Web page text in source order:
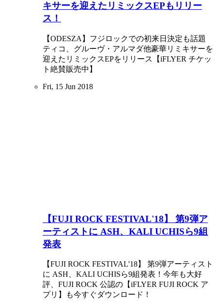
キサーを迎えたリミックスEPもリリー
ス！
【ODESZA】フジロックでの初来日決定も話題
ティコ、グルーヴ・アルマダ他豪華リミキサーを
迎えたリミックスEPをリリース【iFLYER チケッ
ト絶賛販売中】
Fri, 15 Jun 2018
【FUJI ROCK FESTIVAL'18】 第9弾ア
ーティストに ASH、KALI UCHISら9組
発表
【FUJI ROCK FESTIVAL'18】 第9弾アーティスト
に ASH、KALI UCHISら9組発表！今年も大好
評、FUJI ROCK 公認の【iFLYER FUJI ROCK ア
プリ】も今すぐダウンロード！